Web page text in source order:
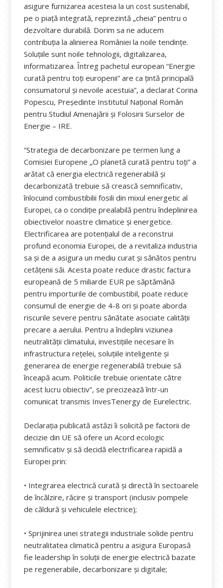
asigure furnizarea acesteia la un cost sustenabil,
pe o piață integrată, reprezintă „cheia” pentru o
dezvoltare durabilă. Dorim sa ne aducem
contribuția la alinierea României la noile tendințe.
Soluțiile sunt noile tehnologii, digitalizarea,
informatizarea. Întreg pachetul european “Energie
curată pentru toți europenii” are ca țintă principală
consumatorul și nevoile acestuia”, a declarat Corina
Popescu, Preşedinte Institutul Naţional Român
pentru Studiul Amenajării şi Folosirii Surselor de
Energie – IRE.
“Strategia de decarbonizare pe termen lung a
Comisiei Europene „O planetă curată pentru toți” a
arătat că energia electrică regenerabilă și
decarbonizată trebuie să crească semnificativ,
înlocuind combustibilii fosili din mixul energetic al
Europei, ca o condiție prealabilă pentru îndeplinirea
obiectivelor noastre climatice și energetice.
Electrificarea are potențialul de a reconstrui
profund economia Europei, de a revitaliza industria
sa și de a asigura un mediu curat și sănătos pentru
cetățenii săi. Acesta poate reduce drastic factura
europeană de 5 miliarde EUR pe săptămână
pentru importurile de combustibil, poate reduce
consumul de energie de 4-8 ori și poate aborda
riscurile severe pentru sănătate asociate calității
precare a aerului. Pentru a îndeplini viziunea
neutralității climatului, investițiile necesare în
infrastructura rețelei, soluțiile inteligente și
generarea de energie regenerabilă trebuie să
înceapă acum. Politicile trebuie orientate către
acest lucru obiectiv”, se precizează într-un
comunicat transmis InvesTenergy de Eurelectric.
Declarația publicată astăzi îi solicită pe factorii de
decizie din UE să ofere un Acord ecologic
semnificativ și să decidă electrificarea rapidă a
Europei prin:
• Integrarea electrică curată și directă în sectoarele
de încălzire, răcire și transport (inclusiv pompele
de căldură și vehiculele electrice);
• Sprijinirea unei strategii industriale solide pentru
neutralitatea climatică pentru a asigura Europasă
fie leadership în soluții de energie electrică bazate
pe regenerabile, decarbonizare și digitale;